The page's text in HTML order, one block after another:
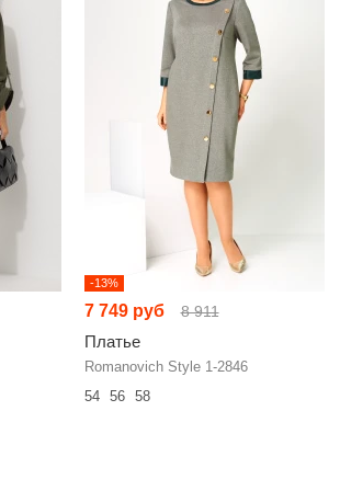
-13%
7 749 руб 8 911
Платье
Romanovich Style 1-2846
54
56 58